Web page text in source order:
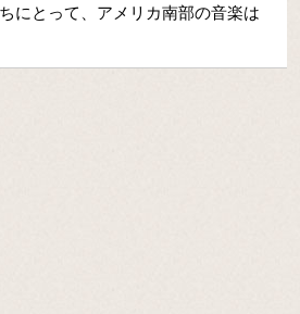
にとって、アメリカ南部の音楽は